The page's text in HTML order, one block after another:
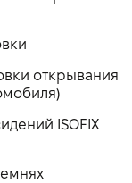
открывания
ISOFIX